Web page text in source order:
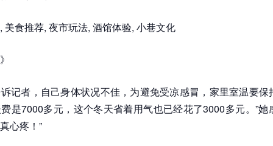
美食推荐, 夜市玩法, 酒馆体验, 小巷文化
记者，自己身体状况不佳，为避免受凉感冒，家里室温要保
是7000多元，这个冬天省着用气也已经花了3000多元。”她
心疼！”